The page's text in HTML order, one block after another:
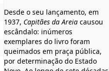
Desde o seu lançamento, em
1937, Capitães da Areia causou
escândalo: inúmeros
exemplares do livro foram
queimados em praça pública,
por determinação do Estado